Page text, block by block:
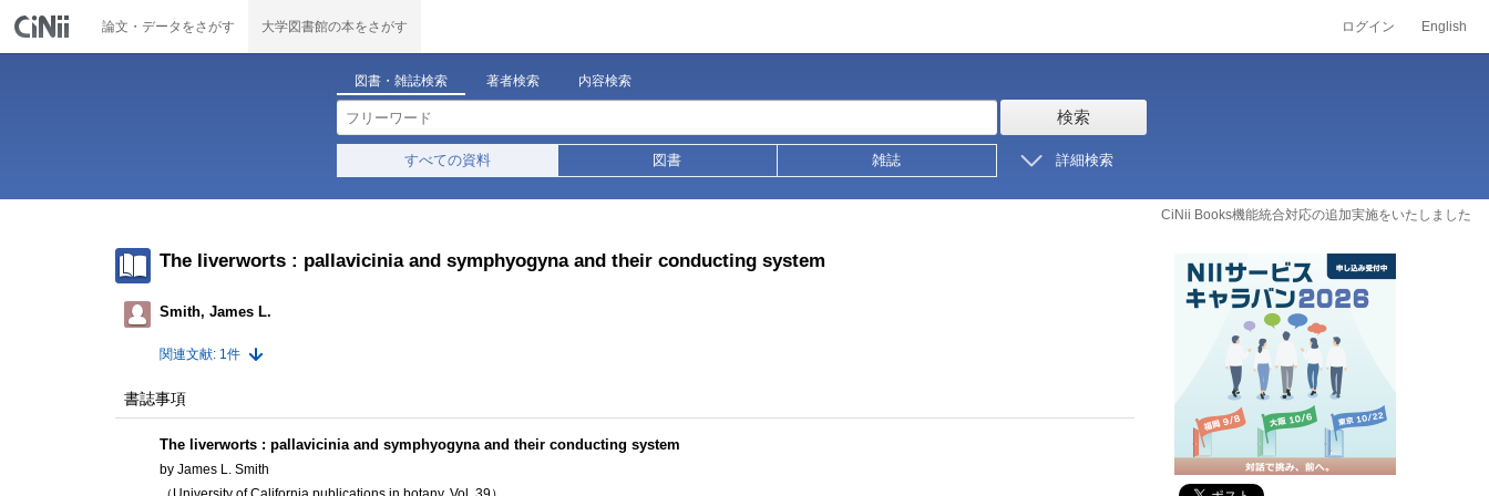
論文・データをさがす 大学図書館の本をさがす ログイン English
図書・雑誌検索 著者検索 内容検索
検索
すべての資料 図書 雑誌 詳細検索
CiNii Books機能統合対応の追加実施をいたしました
The liverworts : pallavicinia and symphyogyna and their conducting system
Smith, James L.
関連文献: 1件
書誌事項
The liverworts : pallavicinia and symphyogyna and their conducting system
by James L. Smith